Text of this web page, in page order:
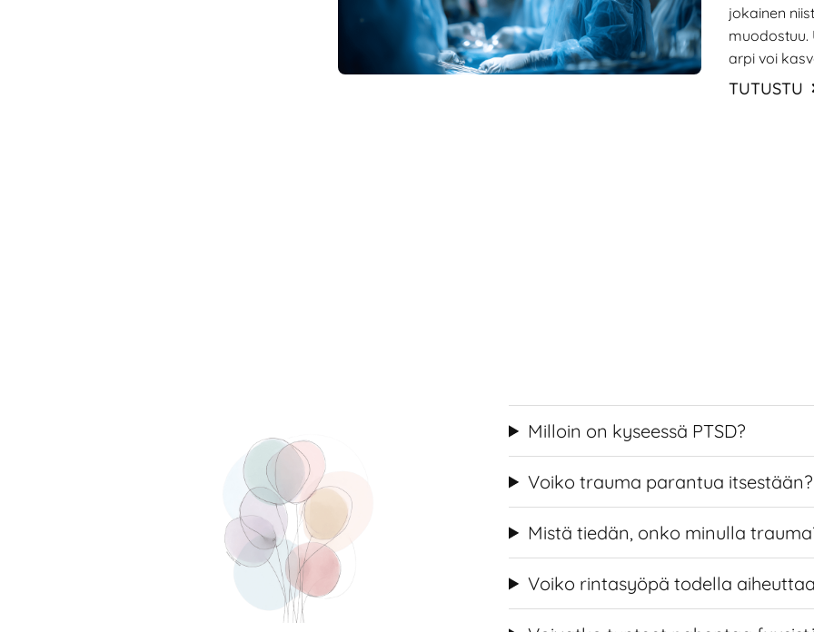
jokainen
muodostuu.
arpi voi
esteettistä
TUTUSTU
Milloin on kyseessä PTSD?
Voiko trauma parantua itsestään?
Mistä tiedän, onko minulla
Voiko rintasyöpä todella